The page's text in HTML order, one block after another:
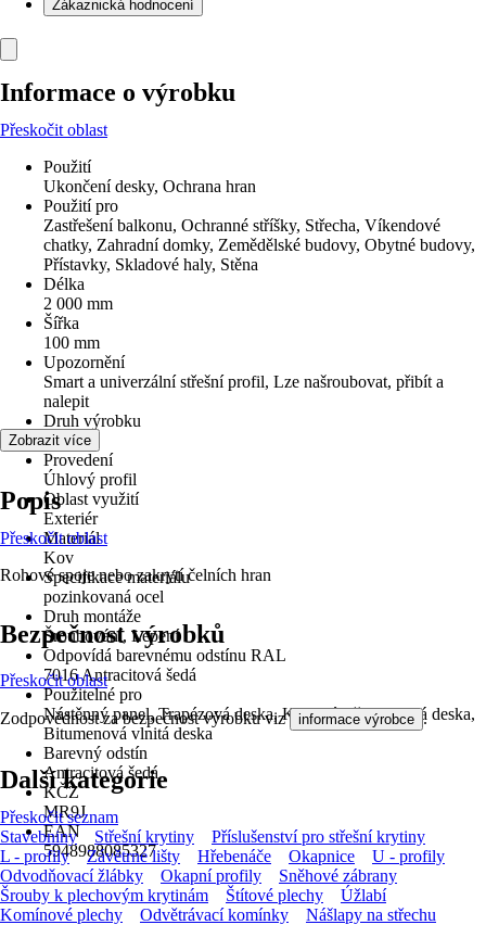
Zákaznická hodnocení
Informace o výrobku
Přeskočit oblast
Použití
Ukončení desky, Ochrana hran
Použití pro
Zastřešení balkonu, Ochranné stříšky, Střecha, Víkendové
chatky, Zahradní domky, Zemědělské budovy, Obytné budovy,
Přístavky, Skladové haly, Stěna
Délka
2 000 mm
Šířka
100 mm
Upozornění
Smart a univerzální střešní profil, Lze našroubovat, přibít a
nalepit
Druh výrobku
Profil
Provedení
Úhlový profil
Oblast využití
Exteriér
Materiál
Kov
Specifikace materiálu
pozinkovaná ocel
Druh montáže
Šroubování, Lepení
Odpovídá barevnému odstínu RAL
7016 Antracitová šedá
Použitelné pro
Nástěnný panel, Trapézová deska, Kovové tašky, Vlnitá deska,
Bitumenová vlnitá deska
Barevný odstín
Antracitová šedá
KČZ
MR9J
EAN
5948988085327
Zobrazit více
Popis
Přeskočit oblast
Rohové spoje nebo zakrytí čelních hran
Bezpečnost výrobků
Přeskočit oblast
Zodpovědnost za bezpečnost výrobku viz informace výrobce .
Další kategorie
Přeskočit seznam
Stavebniny
Střešní krytiny
Příslušenství pro střešní krytiny
L - profily
Závětrné lišty Hřebenáče Okapnice
U - profily
Odvodňovací žlábky
Okapní profily
Sněhové zábrany
Šrouby k plechovým krytinám
Štítové plechy
Úžlabí
Komínové plechy
Odvětrávací komínky Nášlapy na střechu